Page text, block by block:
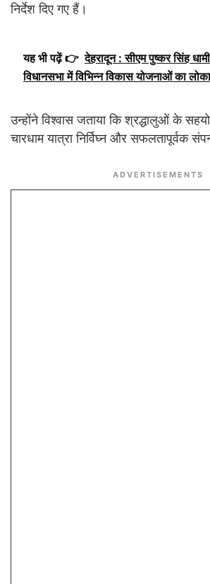
निर्देश दिए गए हैं।
यह भी पढ़ें 👉 देहरादून : सीएम पुष्कर सिंह
विधानसभा में विभिन्न विकास योजनाओं का
उन्होंने विश्वास जताया कि श्रद्धालुओं के
चारधाम यात्रा निर्विघ्न और सफलतापूर्वक
ADVERTISEMENTS